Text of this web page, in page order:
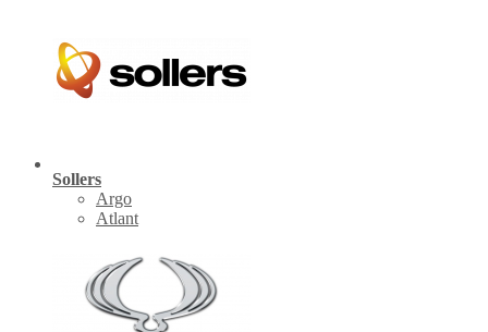
Sollers
Argo
Atlant